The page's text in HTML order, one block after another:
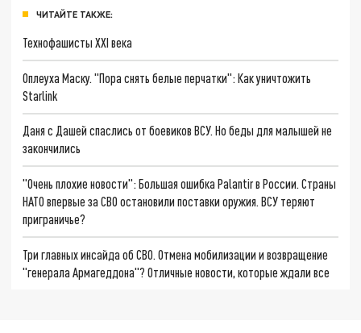
ЧИТАЙТЕ ТАКЖЕ:
Технофашисты XXI века
Оплеуха Маску. "Пора снять белые перчатки": Как уничтожить
Starlink
Даня с Дашей спаслись от боевиков ВСУ. Но беды для малышей не
закончились
"Очень плохие новости": Большая ошибка Palantir в России. Страны
НАТО впервые за СВО остановили поставки оружия. ВСУ теряют
приграничье?
Три главных инсайда об СВО. Отмена мобилизации и возвращение
"генерала Армагеддона"? Отличные новости, которые ждали все